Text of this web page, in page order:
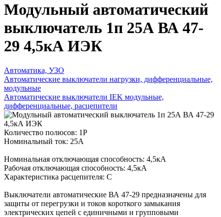
Модульный автоматический
выключатель 1п 25А ВА 47-
29 4,5кА ИЭК
Автоматика, УЗО
Автоматические выключатели нагрузки, дифференциальные,
модульные
Автоматические выключатели IEK модульные,
дифференциальные, расцепители
Количество полюсов: 1P
Номинальный ток: 25А
Номинальная отключающая способность: 4,5кА
Рабочая отключающая способность: 4,5кА
Характеристика расцепителя: С
Выключатели автоматические ВА 47-29 предназначены для
защиты от перегрузки и токов короткого замыкания
электрических цепей с единичными и групповыми